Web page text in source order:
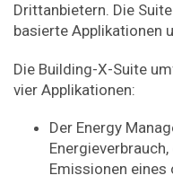
Drittanbietern. Die
basierte Applikationen
Die Building-X-Suite
vier Applikationen:
Der Energy
Emissionen eines